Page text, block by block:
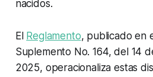
nacidos.
El Reglamento, publicado en
Suplemento No. 164, del 14
2025, operacionaliza estas